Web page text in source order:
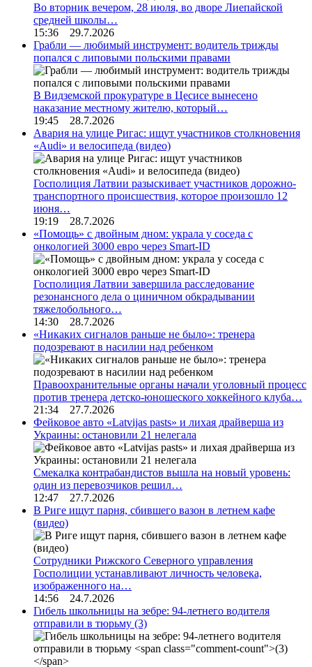
Во вторник вечером, 28 июля, во дворе Лиепайской
средней школы…
15:36 29.7.2026
Грабли — любимый инструмент: водитель трижды
попался с липовыми польскими правами
В Видземской прокуратуре в Цесисе вынесено
наказание местному жителю, который…
19:45 28.7.2026
Авария на улице Ригас: ищут участников столкновения
«Audi» и велосипеда (видео)
Госполиция Латвии разыскивает участников дорожно-
транспортного происшествия, которое произошло 12
июня…
19:19 28.7.2026
«Помощь» с двойным дном: украла у соседа с
онкологией 3000 евро через Smart-ID
Госполиция Латвии завершила расследование
резонансного дела о циничном обкрадывании
тяжелобольного…
14:30 28.7.2026
«Никаких сигналов раньше не было»: тренера
подозревают в насилии над ребенком
Правоохранительные органы начали уголовный процесс
против тренера детско-юношеского хоккейного клуба…
21:34 27.7.2026
Фейковое авто «Latvijas pasts» и лихая драйверша из
Украины: остановили 21 нелегала
Смекалка контрабандистов вышла на новый уровень:
один из перевозчиков решил…
12:47 27.7.2026
В Риге ищут парня, сбившего вазон в летнем кафе
(видео)
Сотрудники Рижского Северного управления
Госполиции устанавливают личность человека,
изображенного на…
14:56 24.7.2026
Гибель школьницы на зебре: 94-летнего водителя
отправили в тюрьму (3)